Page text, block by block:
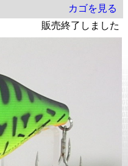
カゴを見る
販売終了しました